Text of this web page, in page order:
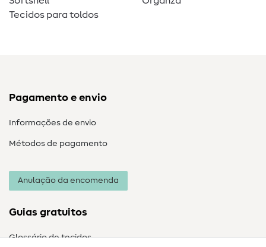
Tecidos para toldos
Pagamento e envio
Informações de envio
Métodos de pagamento
Anulação da encomenda
Guias gratuitos
Glossário de tecidos